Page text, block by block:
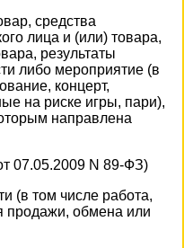
средства
лица и (или) товара,
результаты
либо мероприятие (в
концерт,
на риске игры, пари),
направлена
07.05.2009 N 89-ФЗ)
(в том числе работа,
продажи, обмена или